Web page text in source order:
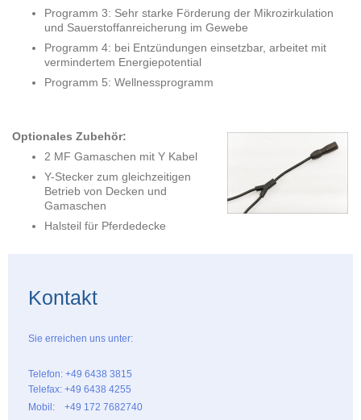
Programm 3: Sehr starke Förderung der Mikrozirkulation
und Sauerstoffanreicherung im Gewebe
Programm 4: bei Entzündungen einsetzbar, arbeitet mit
vermindertem Energiepotential
Programm 5: Wellnessprogramm
Optionales Zubehör:
2 MF Gamaschen mit Y Kabel
Y-Stecker zum gleichzeitigen
Betrieb von Decken und
Gamaschen
Halsteil für Pferdedecke
Kontakt
Sie erreichen uns unter:
Telefon: +49 6438 3815
Telefax: +49 6438 4255
Mobil: +49 172 7682740